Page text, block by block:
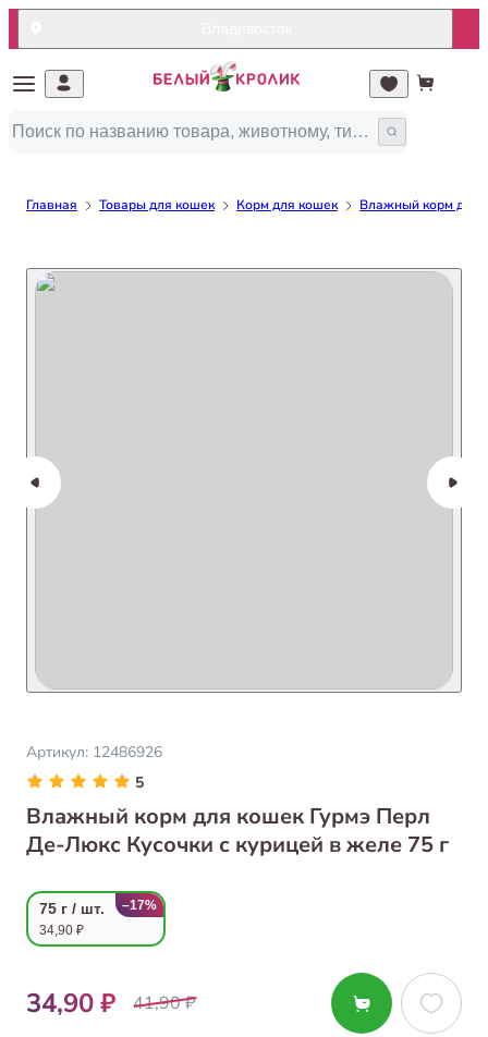
Главная Товары для кошек Корм для кошек Влажный корм для
Артикул: 12486926
5
Влажный корм для кошек Гурмэ Перл
Де-Люкс Кусочки с курицей в желе 75 г
–17%
75 г / шт.
34,90 ₽
34,90 ₽ 41,90 ₽